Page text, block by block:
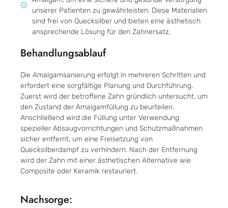
unserer Patienten zu gewährleisten. Diese Materialien
sind frei von Quecksilber und bieten eine ästhetisch
ansprechende Lösung für den Zahnersatz.
Behandlungsablauf
Die Amalgamsanierung erfolgt in mehreren Schritten und
erfordert eine sorgfältige Planung und Durchführung.
Zuerst wird der betroffene Zahn gründlich untersucht, um
den Zustand der Amalgamfüllung zu beurteilen.
Anschließend wird die Füllung unter Verwendung
spezieller Absaugvorrichtungen und Schutzmaßnahmen
sicher entfernt, um eine Freisetzung von
Quecksilberdampf zu verhindern. Nach der Entfernung
wird der Zahn mit einer ästhetischen Alternative wie
Composite oder Keramik restauriert.
Nachsorge: